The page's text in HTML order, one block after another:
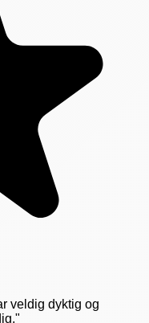
veldig dyktig og
"